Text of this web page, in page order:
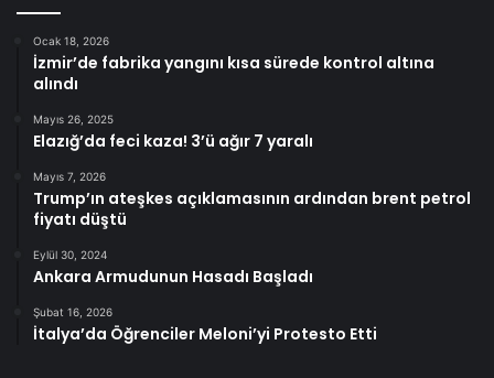
Ocak 18, 2026
İzmir’de fabrika yangını kısa sürede kontrol altına
alındı
Mayıs 26, 2025
Elazığ’da feci kaza! 3’ü ağır 7 yaralı
Mayıs 7, 2026
Trump’ın ateşkes açıklamasının ardından brent petrol
fiyatı düştü
Eylül 30, 2024
Ankara Armudunun Hasadı Başladı
Şubat 16, 2026
İtalya’da Öğrenciler Meloni’yi Protesto Etti